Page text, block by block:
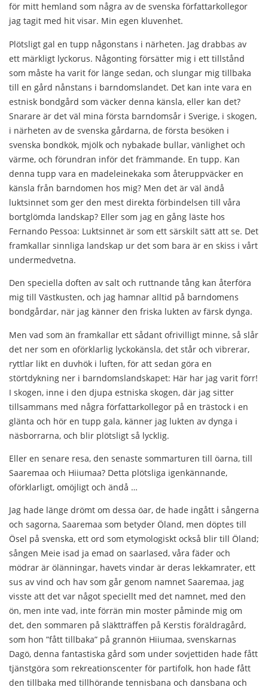
för mitt hemland som några av de svenska författarkollegor
jag tagit med hit visar. Min egen kluvenhet.
Plötsligt gal en tupp någonstans i närheten. Jag drabbas av
ett märkligt lyckorus. Någonting försätter mig i ett tillstånd
som måste ha varit för länge sedan, och slungar mig tillbaka
till en gård nånstans i barndomslandet. Det kan inte vara en
estnisk bondgård som väcker denna känsla, eller kan det?
Snarare är det väl mina första barndomsår i Sverige, i skogen,
i närheten av de svenska gårdarna, de första besöken i
svenska bondkök, mjölk och nybakade bullar, vänlighet och
värme, och förundran inför det främmande. En tupp. Kan
denna tupp vara en madeleinekaka som återuppväcker en
känsla från barndomen hos mig? Men det är väl ändå
luktsinnet som ger den mest direkta förbindelsen till våra
bortglömda landskap? Eller som jag en gång läste hos
Fernando Pessoa: Luktsinnet är som ett särskilt sätt att se. Det
framkallar sinnliga landskap ur det som bara är en skiss i vårt
undermedvetna.
Den speciella doften av salt och ruttnande tång kan återföra
mig till Västkusten, och jag hamnar alltid på barndomens
bondgårdar, när jag känner den friska lukten av färsk dynga.
Men vad som än framkallar ett sådant ofrivilligt minne, så slår
det ner som en oförklarlig lyckokänsla, det står och vibrerar,
ryttlar likt en duvhök i luften, för att sedan göra en
störtdykning ner i barndomslandskapet: Här har jag varit förr!
I skogen, inne i den djupa estniska skogen, där jag sitter
tillsammans med några författarkollegor på en trästock i en
glänta och hör en tupp gala, känner jag lukten av dynga i
näsborrarna, och blir plötsligt så lycklig.
Eller en senare resa, den senaste sommarturen till öarna, till
Saaremaa och Hiiumaa? Detta plötsliga igenkännande,
oförklarligt, omöjligt och ändå …
Jag hade länge drömt om dessa öar, de hade ingått i sångerna
och sagorna, Saaremaa som betyder Öland, men döptes till
Ösel på svenska, ett ord som etymologiskt också blir till Öland;
sången Meie isad ja emad on saarlased, våra fäder och
mödrar är ölänningar, havets vindar är deras lekkamrater, ett
sus av vind och hav som går genom namnet Saaremaa, jag
visste att det var något speciellt med det namnet, med den
ön, men inte vad, inte förrän min moster påminde mig om
det, den sommaren på släktträffen på Kerstis föräldragård,
som hon ”fått tillbaka” på grannön Hiiumaa, svenskarnas
Dagö, denna fantastiska gård som under sovjettiden hade fått
tjänstgöra som rekreationscenter för partifolk, hon hade fått
den tillbaka med tillhörande tennisbana och dansbana och